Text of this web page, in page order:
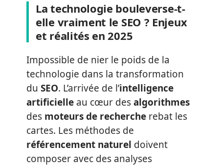
La technologie bouleverse-t-
elle vraiment le SEO ? Enjeux
et réalités en 2025
Impossible de nier le poids de la
technologie dans la transformation
du SEO. L’arrivée de l’intelligence
artificielle au cœur desalgorithmes
des moteurs de recherche rebat les
cartes. Les méthodes de
référencement naturel doivent
composer avec des analyses